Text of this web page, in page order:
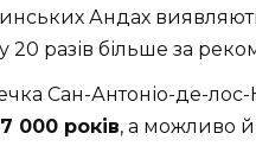
Андах
20 разів більше за
Сан-Антоніо-де-
000 років, а можливо й